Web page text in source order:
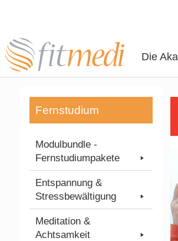
Die
Fernstudium
Modulbundle -
Fernstudiumpakete
Entspannung &
Stressbewältigung
Meditation &
Achtsamkeit